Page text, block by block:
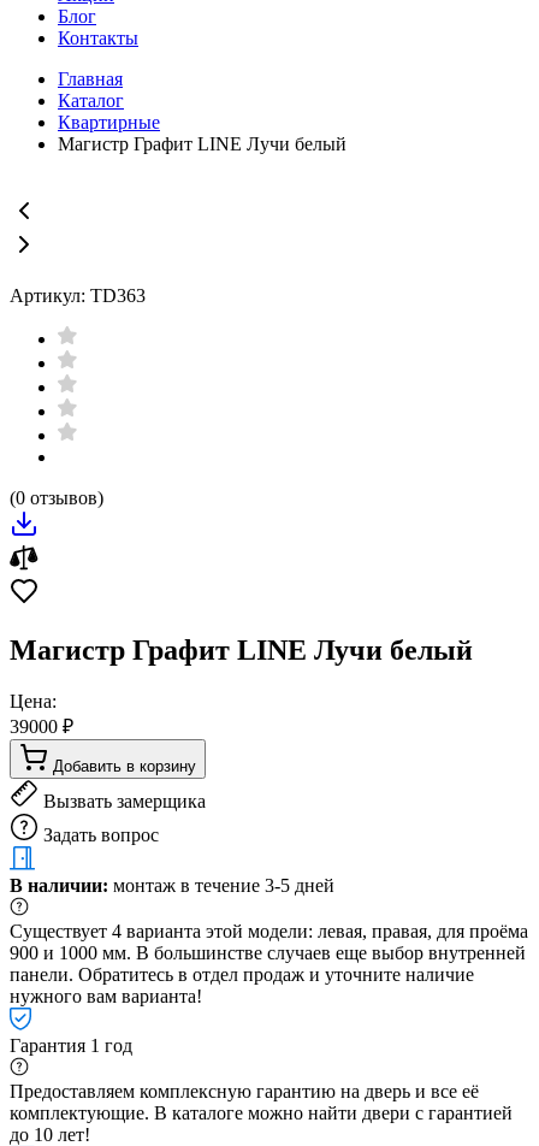
Блог
Контакты
Главная
Каталог
Квартирные
Магистр Графит LINE Лучи белый
Артикул: TD363
(0 отзывов)
Магистр Графит LINE Лучи белый
Цена:
39000 ₽
Добавить в корзину
Вызвать замерщика
Задать вопрос
В наличии: монтаж в течение 3-5 дней
Существует 4 варианта этой модели: левая, правая, для проёма
900 и 1000 мм. В большинстве случаев еще выбор внутренней
панели. Обратитесь в отдел продаж и уточните наличие
нужного вам варианта!
Гарантия 1 год
Предоставляем комплексную гарантию на дверь и все её
комплектующие. В каталоге можно найти двери с гарантией
до 10 лет!